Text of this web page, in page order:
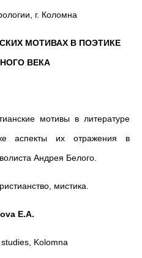
г. Коломна
МОТИВАХ В ПОЭТИКЕ
ВЕКА
мотивы в литературе
аспекты их отражения в
Андрея Белого.
мистика.
E.A.
Kolomna